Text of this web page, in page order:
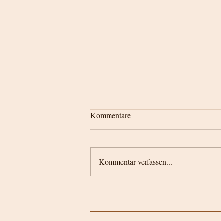
Свети великомученик
Kommentare
Kommentar verfassen...